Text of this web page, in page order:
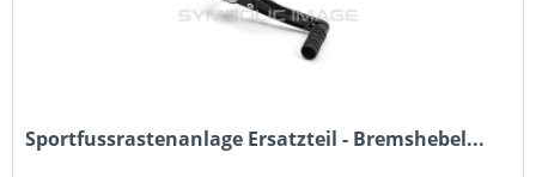
Sportfussrastenanlage Ersatzteil - Bremshebel...